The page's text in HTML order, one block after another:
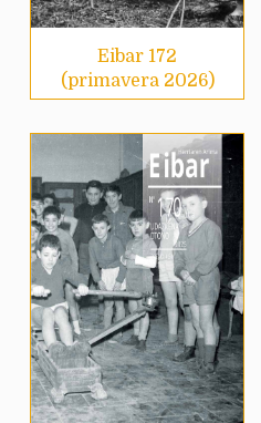
Eibar 172
(primavera 2026)